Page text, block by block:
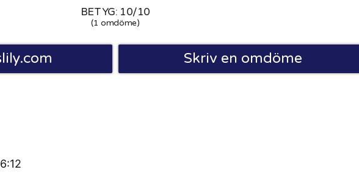
BETYG: 10/10
(1 omdöme)
Skriv en omdöme